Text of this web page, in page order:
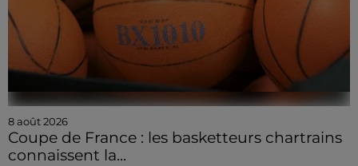
8 août 2026
Coupe de France : les basketteurs chartrains
connaissent la...